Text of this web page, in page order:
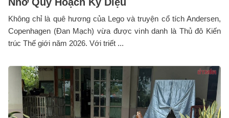
Không chỉ là quê hương của Lego và truyện cổ tích Andersen,
Copenhagen (Đan Mạch) vừa được vinh danh là Thủ đô Kiến
trúc Thế giới năm 2026. Với triết ...